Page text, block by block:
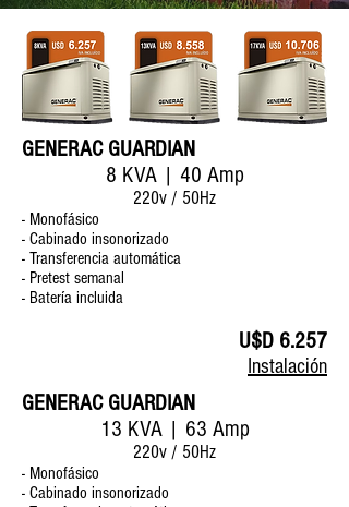
GENERAC GUARDIAN
8 KVA | 40 Amp
220v / 50Hz
- Monofásico
- Cabinado insonorizado
- Transferencia automática
- Pretest semanal
- Batería incluida
U$D 6.257
Instalación
GENERAC GUARDIAN
13 KVA | 63 Amp
220v / 50Hz
- Monofásico
- Cabinado insonorizado